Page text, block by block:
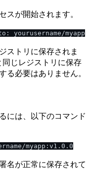
スが開始されます。
ストリに保存されま
じレジストリに保存
る必要はありません。
には、以下のコマンド
名が正常に保存されて